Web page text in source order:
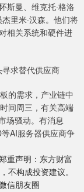
斯曼、维克托·格洛
里米·汉森。他们将
相关系统和硬件进
求替代供应商
的需求，产业链中
间周三，有关高端
场骚动。有消息
AI服务器供应商争
重声明：东方财富
不构成投资建议。
信朋友圈